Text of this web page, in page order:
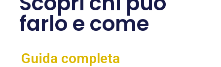
farlo e come
Guida completa